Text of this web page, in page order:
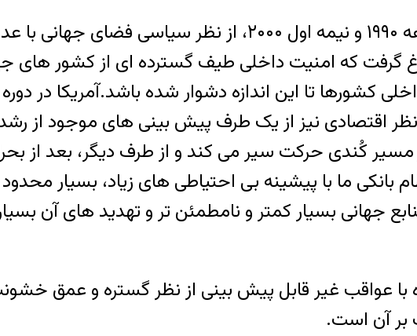
۲٫ در حوزۀ روابط بین الملل، برخلاف سال های نیمه دوم دهه ۱۹۹۰ و نیمه اول
که امنیت داخلی طیف گسترده ای از کشور های
کشورها تا این اندازه دشوار شده باشد.آمریکا در
اقتصادی نیز از یک طرف پیش بینی های موجود از
بانکی ما با پیشینه بی احتیاطی های زیاد، بسیار
از منابع جهانی بسیار کمتر و نامطمئن تر و تهدید های
با عواقب غیر قابل پیش بینی از نظر گستره و عمق
بر آن است.